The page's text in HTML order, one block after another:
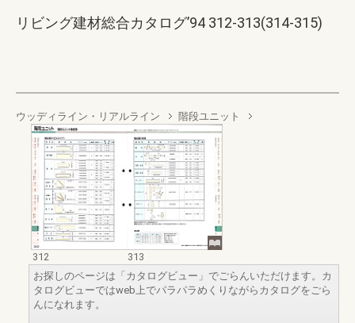
リビング建材総合カタログ’94 312-313(314-315)
ウッディライン・リアルライン 階段ユニット
312
313
お探しのページは「カタログビュー」でごらんいただけます。カ
タログビューではweb上でパラパラめくりながらカタログをごら
んになれます。